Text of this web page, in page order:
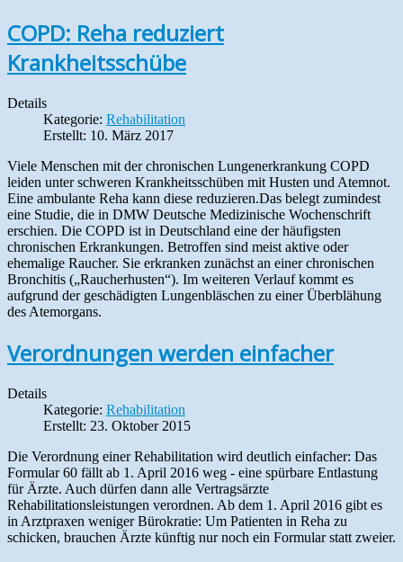
COPD: Reha reduziert
Krankheitsschübe
Details
Kategorie: Rehabilitation
Erstellt: 10. März 2017
Viele Menschen mit der chronischen Lungenerkrankung COPD
leiden unter schweren Krankheitsschüben mit Husten und Atemnot.
Eine ambulante Reha kann diese reduzieren.Das belegt zumindest
eine Studie, die in DMW Deutsche Medizinische Wochenschrift
erschien. Die COPD ist in Deutschland eine der häufigsten
chronischen Erkrankungen. Betroffen sind meist aktive oder
ehemalige Raucher. Sie erkranken zunächst an einer chronischen
Bronchitis („Raucherhusten“). Im weiteren Verlauf kommt es
aufgrund der geschädigten Lungenbläschen zu einer Überblähung
des Atemorgans.
Verordnungen werden einfacher
Details
Kategorie: Rehabilitation
Erstellt: 23. Oktober 2015
Die Verordnung einer Rehabilitation wird deutlich einfacher: Das
Formular 60 fällt ab 1. April 2016 weg - eine spürbare Entlastung
für Ärzte. Auch dürfen dann alle Vertragsärzte
Rehabilitationsleistungen verordnen. Ab dem 1. April 2016 gibt es
in Arztpraxen weniger Bürokratie: Um Patienten in Reha zu
schicken, brauchen Ärzte künftig nur noch ein Formular statt zweier.